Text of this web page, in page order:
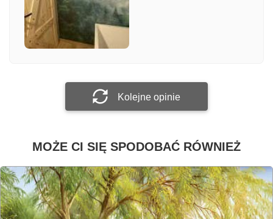
Załącz zdjęcie
Kolejne opinie
MOŻE CI SIĘ SPODOBAĆ RÓWNIEŻ